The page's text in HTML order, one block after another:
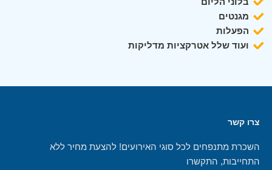
מגנטים
הפעלות
ועוד שלל אטרקציות מדליקות
צרו קשר
השכרת מתנפחים לכל סוגי האירועים! להצעת מחיר ללא
התחייבות, התקשרו